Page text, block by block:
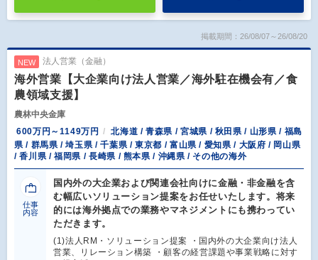
掲載期間：26/08/07～26/08/20
NEW 法人営業（金融）
海外営業【大企業向け法人営業／海外駐在機会有／食
農領域支援】
農林中央金庫
600万円～1149万円
北海道 / 青森県 / 宮城県 / 秋田県 / 山形県 / 福島
県 / 群馬県 / 埼玉県 / 千葉県 / 東京都 / 富山県 / 愛知県 / 大阪府 / 岡山県
/ 香川県 / 福岡県 / 長崎県 / 熊本県 / 沖縄県 / その他の海外
仕事
内容
国内外の大企業および関連会社向けに金融・非金融を含
む幅広いソリューション提案をお任せいたします。将来
的には海外拠点での業務やマネジメントにも携わってい
ただきます。
(1)法人RM・ソリューション提案 ・国内外の大企業向け法人
営業、リレーション構築 ・顧客の経営課題や事業戦略に対す